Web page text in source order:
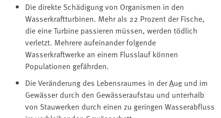
Die direkte Schädigung von Organismen in den
Wasserkraftturbinen. Mehr als 22 Prozent der Fische,
die eine Turbine passieren müssen, werden tödlich
verletzt. Mehrere aufeinander folgende
Wasserkraftwerke an einem Flusslauf können
Populationen gefährden.
Die Veränderung des Lebensraumes in derAue und im
Gewässer durch den Gewässeraufstau und unterhalb
von Stauwerken durch einen zu geringen Wasserabfluss